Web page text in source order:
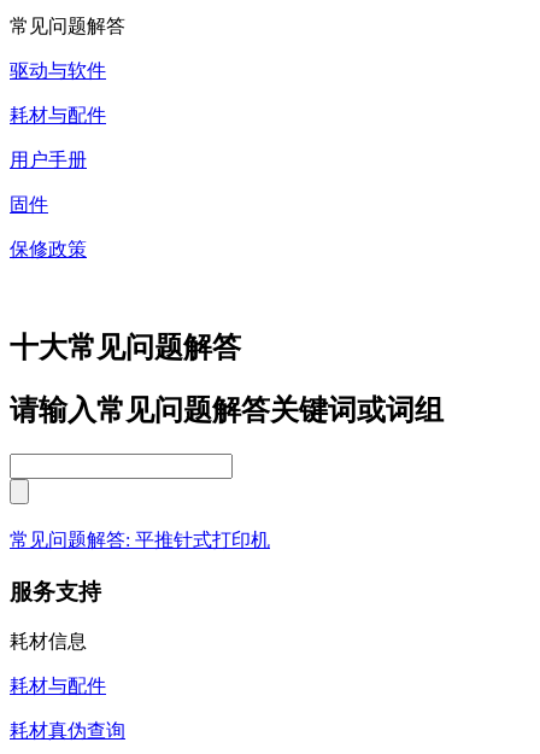
常见问题解答
驱动与软件
耗材与配件
用户手册
固件
保修政策
十大常见问题解答
请输入常见问题解答关键词或词组
常见问题解答: 平推针式打印机
服务支持
耗材信息
耗材与配件
耗材真伪查询